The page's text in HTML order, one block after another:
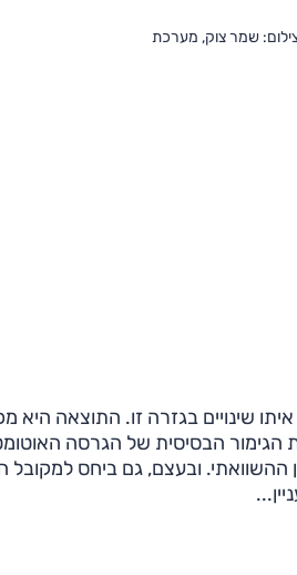
שמר צוק, מערכת
שינויים בגזרה זו. התוצאה היא
הגימור הבסיסית של הגרסה
ובעצם, גם ביחס למקובל